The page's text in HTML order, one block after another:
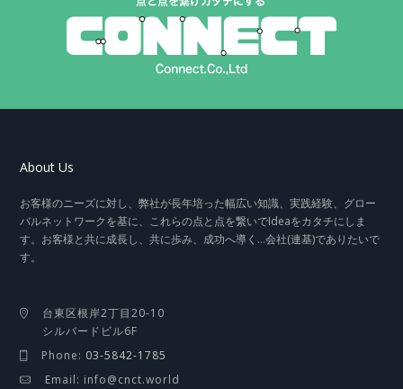
About Us
お客様のニーズに対し、弊社が長年培った幅広い知識、実践経験、グロー
バルネットワークを基に、これらの点と点を繋いでIdeaをカタチにしま
す。お客様と共に成長し、共に歩み、成功へ導く…会社(連基)でありたいで
す。
台東区根岸2丁目20-10
シルバードビル6F
Phone: 03-5842-1785
Email: info@cnct.world